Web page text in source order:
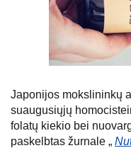
Japonijos mokslininkų
suaugusiųjų
folatų kiekio bei
paskelbtas žurnale „